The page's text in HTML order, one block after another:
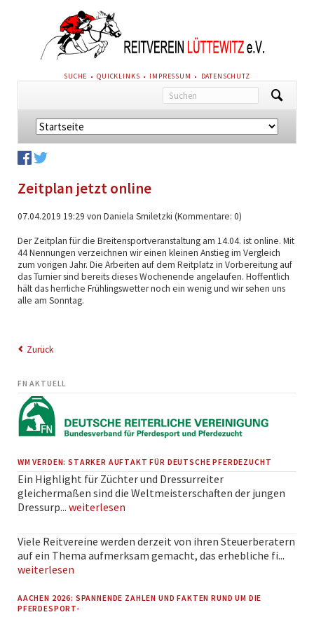
NAVIGATION
ÜBERSPRINGEN
SUCHE QUICKLINKS IMPRESSUM DATENSCHUTZ
Navigation
überspringen
Zeitplan jetzt online
07.04.2019 19:29 von Daniela Smiletzki (Kommentare: 0)
Der Zeitplan für die Breitensportveranstaltung am 14.04. ist online. Mit
44 Nennungen verzeichnen wir einen kleinen Anstieg im Vergleich
zum vorigen Jahr. Die Arbeiten auf dem Reitplatz in Vorbereitung auf
das Turnier sind bereits dieses Wochenende angelaufen. Hoffentlich
hält das herrliche Frühlingswetter noch ein wenig und wir sehen uns
alle am Sonntag.
Zurück
FN AKTUELL
WM VERDEN: STARKER AUFTAKT FÜR DEUTSCHE PFERDEZUCHT
Ein Highlight für Züchter und Dressurreiter
gleichermaßen sind die Weltmeisterschaften der jungen
Dressurp... weiterlesen
Viele Reitvereine werden derzeit von ihren Steuerberatern
auf ein Thema aufmerksam gemacht, das erhebliche fi...
weiterlesen
AACHEN 2026: SPANNENDE ZAHLEN UND FAKTEN RUND UM DIE
PFERDESPORT-